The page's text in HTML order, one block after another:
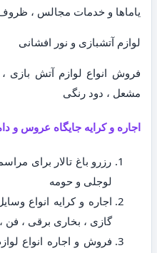
یاماها و خدمات مجالس ، ظروف
لوازم آتشبازی و نور افشانی
فروش انواع لوازم آتش بازی ،
مشعل ، دود رنگی
اجاره و کرایه جایگاه عروس و
رزرو باغ تالار برای
لوجلی و حومه
اجاره و کرایه انواع
گازی ، بخاری برقی ، فن
فروش و اجاره انواع